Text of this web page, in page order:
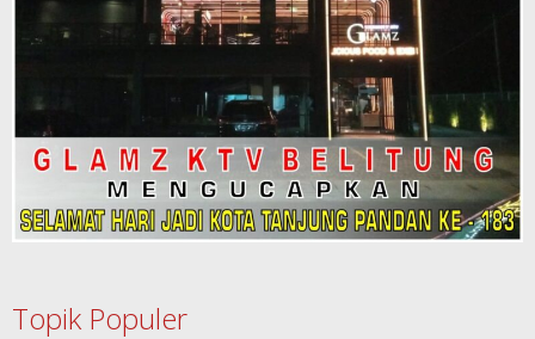
Topik Populer